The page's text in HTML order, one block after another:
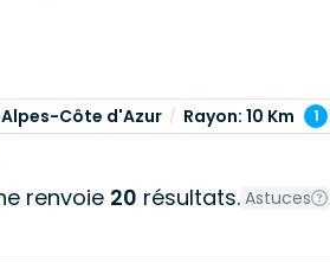
Côte d'Azur Rayon: 10 Km 1
renvoie 20 résultats. Astuces